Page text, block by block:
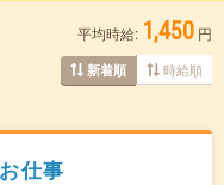
平均時給: 1,450 円
新着順 時給順
仕事